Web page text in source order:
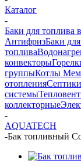
Каталог
-
Баки для топлива
АнтифризБаки
топлива
конвекторы
группыКотлы
отопленияСептики
системы
коллекторные
-
AQUATECH
-Бак топливный